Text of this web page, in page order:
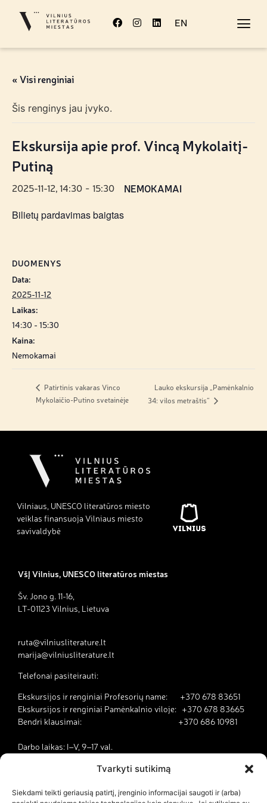
Tvarkyti sutikimą
Siekdami teikti geriausią patirtį, įrenginio informacijai saugoti ir (arba)
EN
« Visi renginiai
Šis renginys jau įvyko.
Ekskursija apie prof. Vincą Mykolaitį-
Putiną
2025-11-12, 14:30 - 15:30 NEMOKAMAI
Bilietų pardavimas baigtas
DUOMENYS
Data:
2025-11-12
Laikas:
14:30 - 15:30
Kaina:
Nemokamai
Patirtinis vakaras Vinco
Mykolaičio-Putino svetainėje
Lauko ekskursija „Pamėnkalnio
34: vilos metraštis“
Vilniaus, UNESCO literatūros miesto
veiklas finansuoja Vilniaus miesto
savivaldybė
VšĮ Vilnius, UNESCO literatūros miestas
Šv. Jono g. 11-16,
LT-01123 Vilnius, Lietuva
ruta@vilniusliterature.lt
marija@vilniusliterature.lt
Telefonai pasiteirauti:
Ekskursijos ir renginiai Profesorių name: +370 678 83651
Ekskursijos ir renginiai Pamėnkalnio viloje: +370 678 83665
Bendri klausimai: +370 686 10981
Darbo laikas: I–V, 9–17 val.
Kodėl Vilnius yra literatūros miestas?